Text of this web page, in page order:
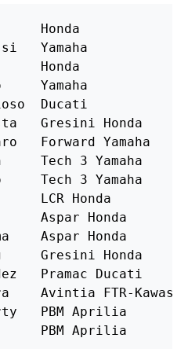
Honda
Yamaha
Honda
Yamaha
Ducati
Gresini Honda
Forward Yamaha
Tech 3 Yamaha
Tech 3 Yamaha
LCR Honda
Aspar Honda
Aspar Honda
Gresini Honda
Pramac Ducati
Avintia FTR-
PBM Aprilia
PBM Aprilia